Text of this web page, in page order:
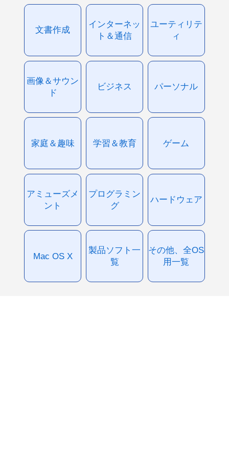
文書作成
インターネッ
ト＆通信
ユーティリテ
ィ
画像＆サウン
ド
ビジネス パーソナル
家庭＆趣味 学習＆教育 ゲーム
アミューズメ
ント
プログラミン
グ
ハードウェア
Mac OS X
製品ソフト一
覧
その他、全OS
用一覧